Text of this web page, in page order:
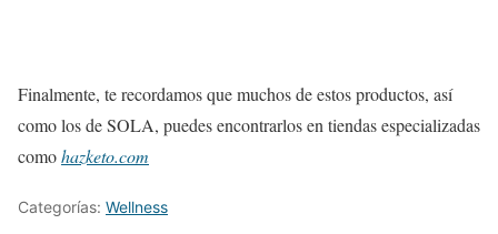
Finalmente, te recordamos que muchos de estos productos, así
como los de SOLA, puedes encontrarlos en tiendas especializadas
comohazketo.com
Categorías: Wellness